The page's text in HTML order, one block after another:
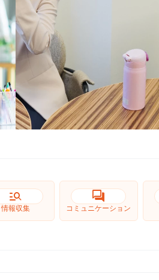
manage_search
情報収集
forum
コミュニケーション